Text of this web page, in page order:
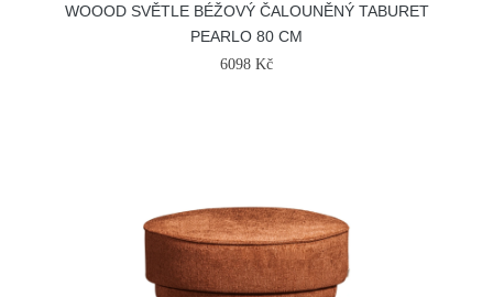
WOOOD SVĚTLE BÉŽOVÝ ČALOUNĚNÝ TABURET
PEARLO 80 CM
6098 Kč